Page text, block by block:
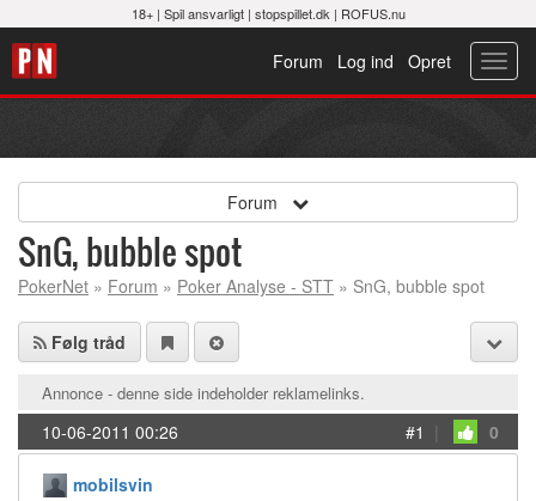
18+ | Spil ansvarligt| stopspillet.dk | ROFUS.nu
Opret
Log ind
Forum
Forum
SnG, bubble spot
PokerNet » Forum » Poker Analyse - STT » SnG, bubble spot
Følg tråd
Annonce - denne side indeholder reklamelinks.
10-06-2011 00:26 #1 | 0
mobilsvin